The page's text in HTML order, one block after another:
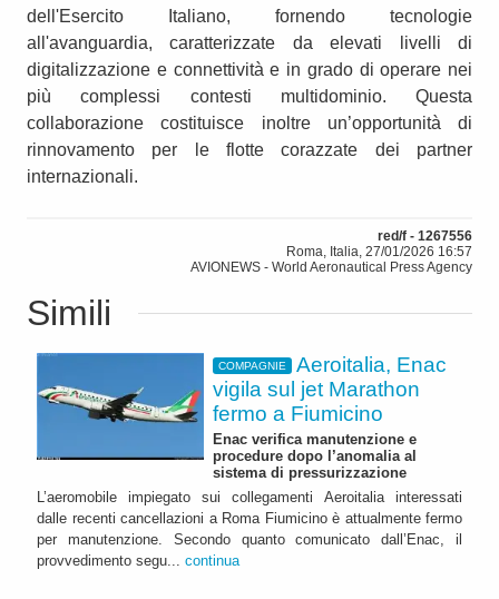
dell'Esercito Italiano, fornendo tecnologie
all'avanguardia, caratterizzate da elevati livelli di
digitalizzazione e connettività e in grado di operare nei
più complessi contesti multidominio. Questa
collaborazione costituisce inoltre un’opportunità di
rinnovamento per le flotte corazzate dei partner
internazionali.
red/f - 1267556
Roma, Italia, 27/01/2026 16:57
AVIONEWS - World Aeronautical Press Agency
Simili
COMPAGNIE
Aeroitalia, Enac
vigila sul jet Marathon
fermo a Fiumicino
Enac verifica manutenzione e
procedure dopo l’anomalia al
sistema di pressurizzazione
L’aeromobile impiegato sui collegamenti Aeroitalia interessati
dalle recenti cancellazioni a Roma Fiumicino è attualmente fermo
per manutenzione. Secondo quanto comunicato dall’Enac, il
provvedimento segu... continua